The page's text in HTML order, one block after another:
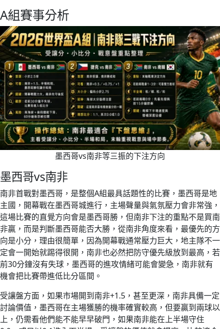
A組賽事分析
墨西哥vs南非等三振的下注方向
墨西哥vs南非
南非首戰對墨西哥，是整個A組最具話題性的比賽，墨西哥是地
主國，開幕戰在墨西哥城進行，主場聲量與氣氛壓力會非常強，
這場比賽的直覺方向會是墨西哥勝，但南非下注的重點不是買南
非贏，而是判斷墨西哥能否大勝，從南非角度來看，最優先的方
向是小分，理由很簡單，因為開幕戰通常壓力巨大，地主隊不一
定會一開始就踢得很開，南非也必然把防守優先級放到最高，若
前30分鐘沒有失球，墨西哥的進攻情緒可能會變急，南非就有
機會把比賽帶進低比分區間。
受讓盤方面，如果市場開到南非+1.5，甚至更深，南非具備一定
討論價值，墨西哥在主場獲勝的機率確實較高，但要贏到兩球以
上，仍需看他們能不能早早破門，如果南非能在上半場守住